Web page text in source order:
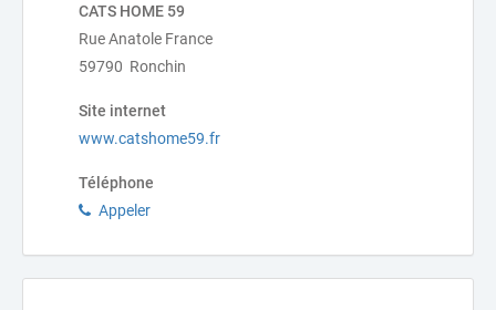
CATS HOME 59
Rue Anatole France
59790 Ronchin
Site internet
www.catshome59.fr
Téléphone
Appeler